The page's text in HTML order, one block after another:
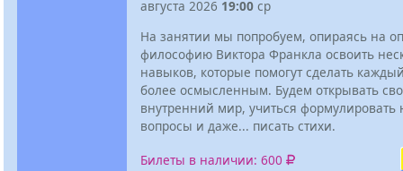
августа 2026 19:00 ср
На занятии мы попробуем, опираясь на
философию Виктора Франкла освоить
навыков, которые помогут сделать
более осмысленным. Будем открывать
внутренний мир, учиться
вопросы и даже... писать стихи.
Билеты в наличии: 600